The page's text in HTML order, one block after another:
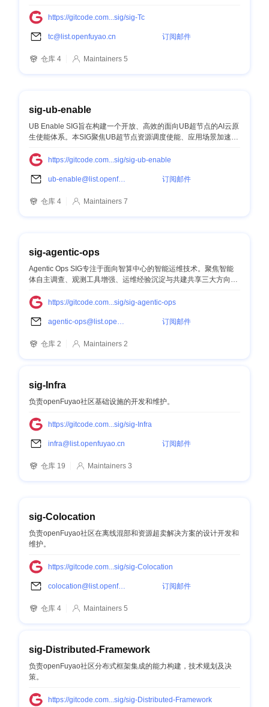
https://gitcode.com...sig/sig-Tc
tc@list.openfuyao.cn 订阅邮件
仓库 4 Maintainers 5
sig-ub-enable
UB Enable SIG旨在构建一个开放、高效的面向UB超节点的AI云原
生使能体系。本SIG聚焦UB超节点资源调度使能、应用场景加速、
键能力，探索资源利用率和业务性能提升方面新的技术范式，推动
https://gitcode.com...sig/sig-ub-enable
ub-enable@list.openfuyao.cn 订阅邮件
仓库 4 Maintainers 7
sig-agentic-ops
Agentic Ops SIG专注于面向智算中心的智能运维技术。聚焦智能
体自主调查、观测工具增强、运维经验沉淀与共建共享三大方向，
演进。https://gitcode.com...sig/sig-agentic-ops
agentic-ops@list.openfuyao.cn 订阅邮件
仓库 2 Maintainers 2
sig-Infra
负责openFuyao社区基础设施的开发和维护。
https://gitcode.com...sig/sig-Infra
infra@list.openfuyao.cn 订阅邮件
仓库 19 Maintainers 3
sig-Colocation
负责openFuyao社区在离线混部和资源超卖解决方案的设计开发和
维护。
https://gitcode.com...sig/sig-Colocation
colocation@list.openfuyao.cn 订阅邮件
仓库 4 Maintainers 5
sig-Distributed-Framework
负责openFuyao社区分布式框架集成的能力构建，技术规划及决
策。
https://gitcode.com...sig/sig-Distributed-Framework